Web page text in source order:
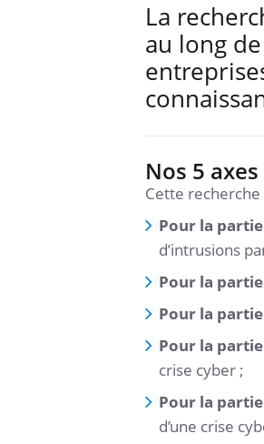
La
au long
Nos 5
Cette
Pour la
d’intrusions
Pour la
Pour la
Pour la
crise cyber ;
Pour la
d’une crise